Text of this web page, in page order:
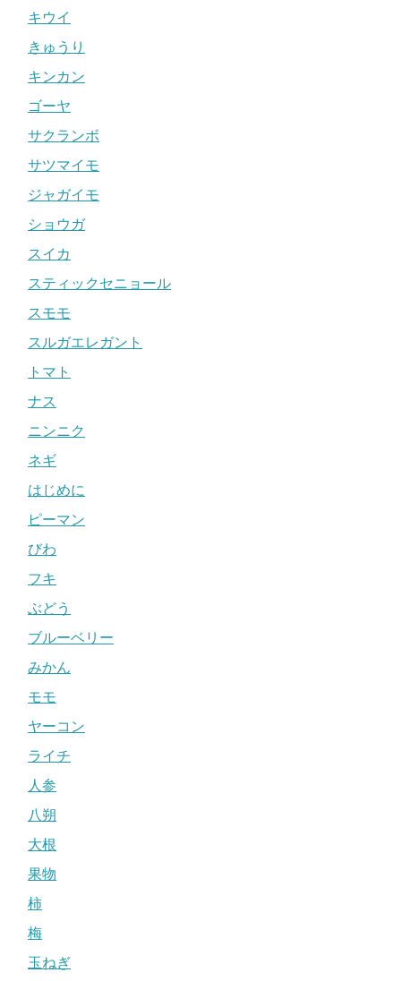
キウイ
きゅうり
キンカン
ゴーヤ
サクランボ
サツマイモ
ジャガイモ
ショウガ
スイカ
スティックセニョール
スモモ
スルガエレガント
トマト
ナス
ニンニク
ネギ
はじめに
ピーマン
びわ
フキ
ぶどう
ブルーベリー
みかん
モモ
ヤーコン
ライチ
人参
八朔
大根
果物
柿
梅
玉ねぎ